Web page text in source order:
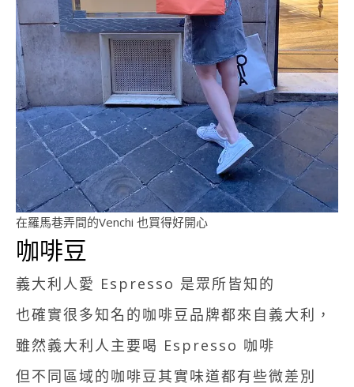
在羅馬巷弄間的Venchi 也買得好開心
咖啡豆
義大利人愛 Espresso 是眾所皆知的
也確實很多知名的咖啡豆品牌都來自義大利，
雖然義大利人主要喝 Espresso 咖啡
但不同區域的咖啡豆其實味道都有些微差別